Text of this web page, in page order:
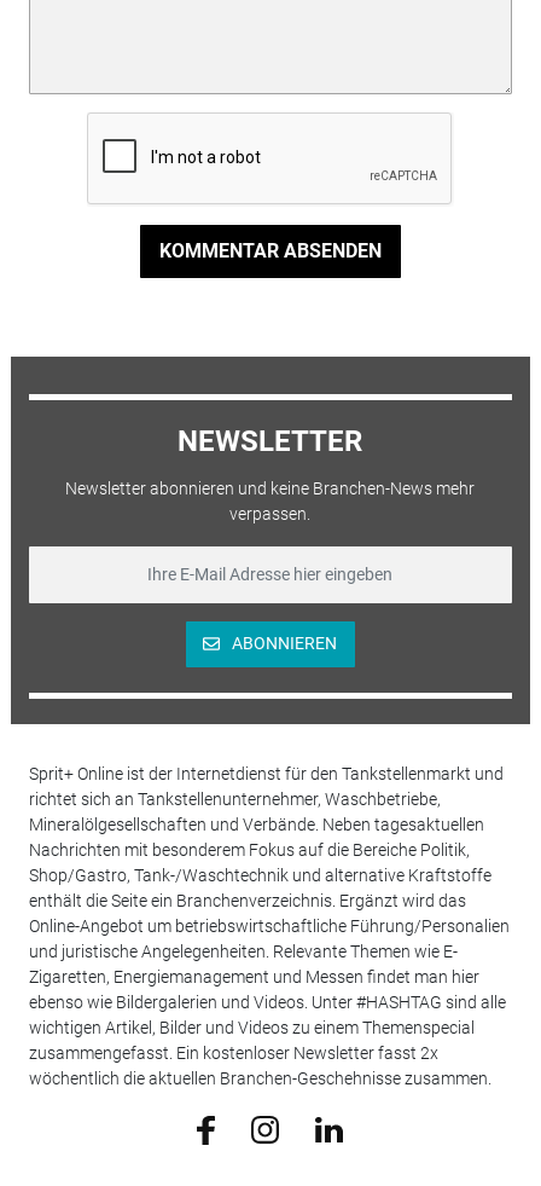
KOMMENTAR ABSENDEN
NEWSLETTER
Newsletter abonnieren und keine Branchen-News mehr
verpassen.
ABONNIEREN
Sprit+ Online ist der Internetdienst für den Tankstellenmarkt und
richtet sich an Tankstellenunternehmer, Waschbetriebe,
Mineralölgesellschaften und Verbände. Neben tagesaktuellen
Nachrichten mit besonderem Fokus auf die Bereiche Politik,
Shop/Gastro, Tank-/Waschtechnik und alternative Kraftstoffe
enthält die Seite ein Branchenverzeichnis. Ergänzt wird das
Online-Angebot um betriebswirtschaftliche Führung/Personalien
und juristische Angelegenheiten. Relevante Themen wie E-
Zigaretten, Energiemanagement und Messen findet man hier
ebenso wie Bildergalerien und Videos. Unter #HASHTAG sind alle
wichtigen Artikel, Bilder und Videos zu einem Themenspecial
zusammengefasst. Ein kostenloser Newsletter fasst 2x
wöchentlich die aktuellen Branchen-Geschehnisse zusammen.